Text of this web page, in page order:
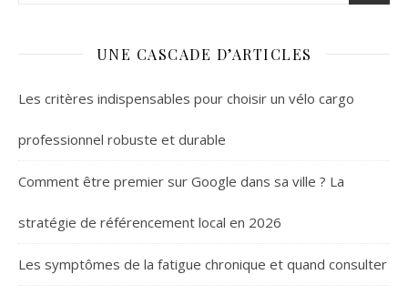
UNE CASCADE D’ARTICLES
Les critères indispensables pour choisir un vélo cargo
professionnel robuste et durable
Comment être premier sur Google dans sa ville ? La
stratégie de référencement local en 2026
Les symptômes de la fatigue chronique et quand consulter